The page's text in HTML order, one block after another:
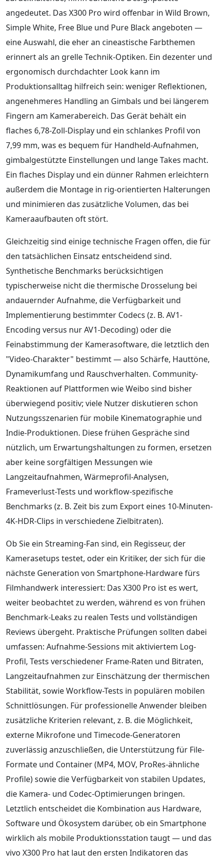
angedeutet. Das X300 Pro wird offenbar in Wild Brown,
Simple White, Free Blue und Pure Black angeboten —
eine Auswahl, die eher an cineastische Farbthemen
erinnert als an grelle Technik-Optiken. Ein dezenter und
ergonomisch durchdachter Look kann im
Produktionsalltag hilfreich sein: weniger Reflektionen,
angenehmeres Handling an Gimbals und bei längerem
Fingern am Kamerabereich. Das Gerät behält ein
flaches 6,78-Zoll-Display und ein schlankes Profil von
7,99 mm, was es bequem für Handheld-Aufnahmen,
gimbalgestützte Einstellungen und lange Takes macht.
Ein flaches Display und ein dünner Rahmen erleichtern
außerdem die Montage in rig-orientierten Halterungen
und minimieren das zusätzliche Volumen, das bei
Kameraaufbauten oft stört.
Gleichzeitig sind einige technische Fragen offen, die für
den tatsächlichen Einsatz entscheidend sind.
Synthetische Benchmarks berücksichtigen
typischerweise nicht die thermische Drosselung bei
andauernder Aufnahme, die Verfügbarkeit und
Implementierung bestimmter Codecs (z. B. AV1-
Encoding versus nur AV1-Decoding) oder die
Feinabstimmung der Kamerasoftware, die letztlich den
"Video-Charakter" bestimmt — also Schärfe, Hauttöne,
Dynamikumfang und Rauschverhalten. Community-
Reaktionen auf Plattformen wie Weibo sind bisher
überwiegend positiv; viele Nutzer diskutieren schon
Nutzungsszenarien für mobile Kinematographie und
Indie-Produktionen. Diese frühen Gespräche sind
nützlich, um Erwartungshaltungen zu formen, ersetzen
aber keine sorgfältigen Messungen wie
Langzeitaufnahmen, Wärmeprofil-Analysen,
Frameverlust-Tests und workflow-spezifische
Benchmarks (z. B. Zeit bis zum Export eines 10-Minuten-
4K-HDR-Clips in verschiedene Zielbitraten).
Ob Sie ein Streaming-Fan sind, ein Regisseur, der
Kamerasetups testet, oder ein Kritiker, der sich für die
nächste Generation von Smartphone-Hardware fürs
Filmhandwerk interessiert: Das X300 Pro ist es wert,
weiter beobachtet zu werden, während es von frühen
Benchmark-Leaks zu realen Tests und vollständigen
Reviews übergeht. Praktische Prüfungen sollten dabei
umfassen: Aufnahme-Sessions mit aktiviertem Log-
Profil, Tests verschiedener Frame-Raten und Bitraten,
Langzeitaufnahmen zur Einschätzung der thermischen
Stabilität, sowie Workflow-Tests in populären mobilen
Schnittlösungen. Für professionelle Anwender bleiben
zusätzliche Kriterien relevant, z. B. die Möglichkeit,
externe Mikrofone und Timecode-Generatoren
zuverlässig anzuschließen, die Unterstützung für File-
Formate und Container (MP4, MOV, ProRes-ähnliche
Profile) sowie die Verfügbarkeit von stabilen Updates,
die Kamera- und Codec-Optimierungen bringen.
Letztlich entscheidet die Kombination aus Hardware,
Software und Ökosystem darüber, ob ein Smartphone
wirklich als mobile Produktionsstation taugt — und das
vivo X300 Pro hat laut den ersten Indikatoren das